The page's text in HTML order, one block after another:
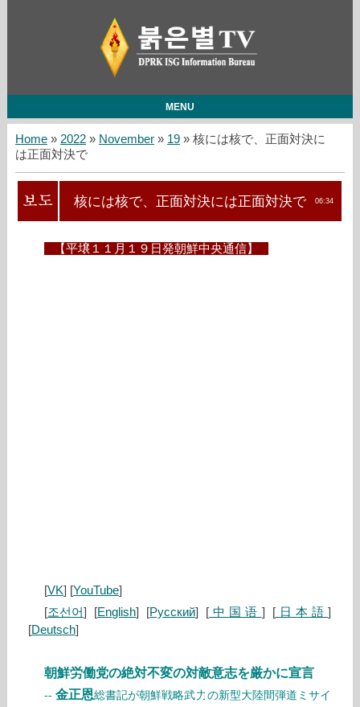
MENU
Home» 2022 » November » 19» 核には核で、正面対決に
は正面対決で
06:34
核には核で、正面対決には正面対決で
【平壌１１月１９日発朝鮮中央通信】
[VK] [YouTube]
[조선어] [English] [Русский] [ 中国语 ] [日本語]
[Deutsch]
朝鮮労働党の絶対不変の対敵意志を厳かに宣言
-- 金正恩総書記が朝鮮戦略武力の新型大陸間弾道ミサイ